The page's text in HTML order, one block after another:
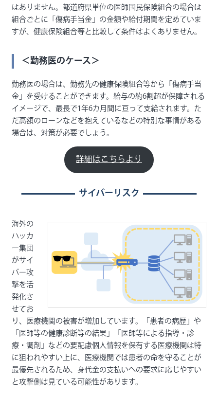
はありません。都道府県単位の医師国民保険組合の場合は
組合ごとに「傷病手当金」の金額や給付期間を定めていま
すが、健康保険組合等と比較して条件はよくありません。
＜勤務医のケース＞
勤務医の場合は、勤務先の健康保険組合等から「傷病手当
金」を受けることができます。給与の約6割超が保障される
イメージで、最長で1年6カ月間に亘って支給されます。た
だ高額のローンなどを抱えているなどの特別な事情がある
場合は、対策が必要でしょう。
詳細はこちらより
サイバーリスク
海外の
ハッカ
ー集団
がサイ
バー攻
撃を活
発化さ
せてお
り、医療機関の被害が増加しています。「患者の病歴」や
「医師等の健康診断等の結果」「医師等による指導・診
療・調剤」などの要配慮個人情報を保有する医療機関は特
に狙われやすい上に、医療機関では患者の命を守ることが
最優先されるため、身代金の支払いへの要求に応じやすい
と攻撃側は見ている可能性があります。